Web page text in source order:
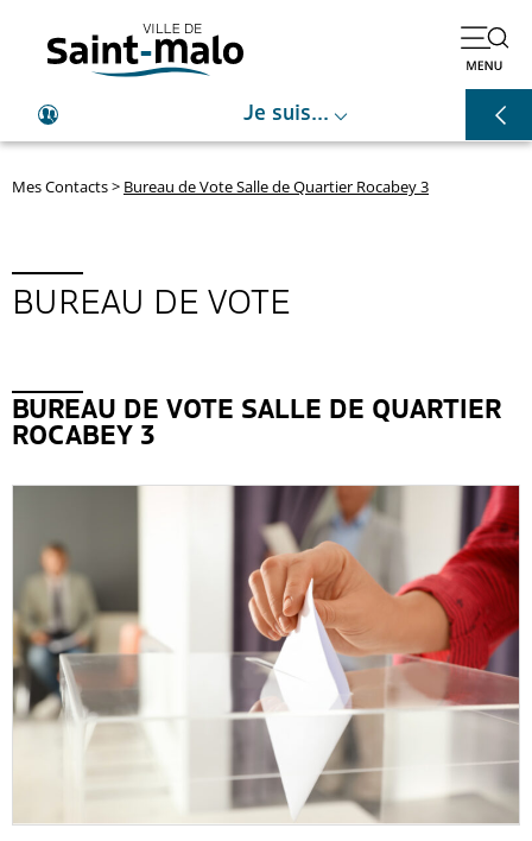
Je suis... ⌵
Mes Contacts> Bureau de Vote Salle de Quartier Rocabey 3
BUREAU DE VOTE
BUREAU DE VOTE SALLE DE QUARTIER
ROCABEY 3